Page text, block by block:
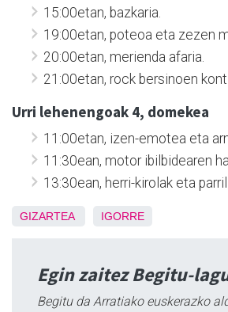
15:00etan, bazkaria.
19:00etan, poteoa eta zezen
20:00etan, merienda afaria.
21:00etan, rock bersinoen
Urri lehenengoak 4, domekea
11:00etan, izen-emotea eta
11:30ean, motor ibilbidearen
13:30ean, herri-kirolak eta
GIZARTEA IGORRE
Egin zaitez Begitu-
Begitu da Arratiako euskerazko